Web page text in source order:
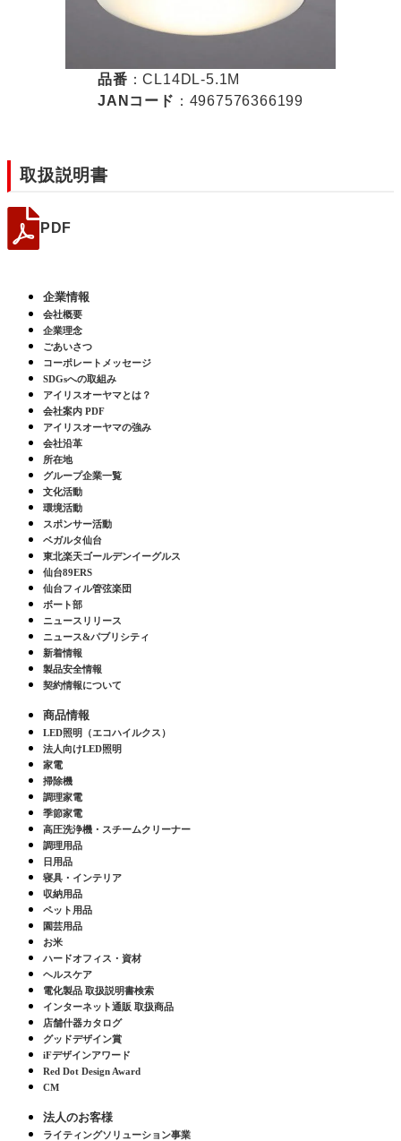
品番 ：CL14DL-5.1M
JANコード ：4967576366199
取扱説明書
PDF
企業情報
会社概要
企業理念
ごあいさつ
コーポレートメッセージ
SDGsへの取組み
アイリスオーヤマとは？
会社案内 PDF
アイリスオーヤマの強み
会社沿革
所在地
グループ企業一覧
文化活動
環境活動
スポンサー活動
ベガルタ仙台
東北楽天ゴールデンイーグルス
仙台89ERS
仙台フィル管弦楽団
ボート部
ニュースリリース
ニュース&パブリシティ
新着情報
製品安全情報
契約情報について
商品情報
LED照明（エコハイルクス）
法人向けLED照明
家電
掃除機
調理家電
季節家電
高圧洗浄機・スチームクリーナー
調理用品
日用品
寝具・インテリア
収納用品
ペット用品
園芸用品
お米
ハードオフィス・資材
ヘルスケア
電化製品 取扱説明書検索
インターネット通販 取扱商品
店舗什器カタログ
グッドデザイン賞
iFデザインアワード
Red Dot Design Award
CM
法人のお客様
ライティングソリューション事業